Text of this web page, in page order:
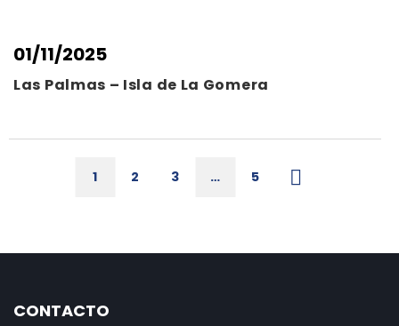
01/11/2025
Las Palmas – Isla de La Gomera
1 2 3 … 5
CONTACTO